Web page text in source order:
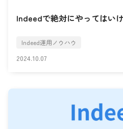
Indeedで絶対にやってはい
Indeed運用ノウハウ
2024.10.07